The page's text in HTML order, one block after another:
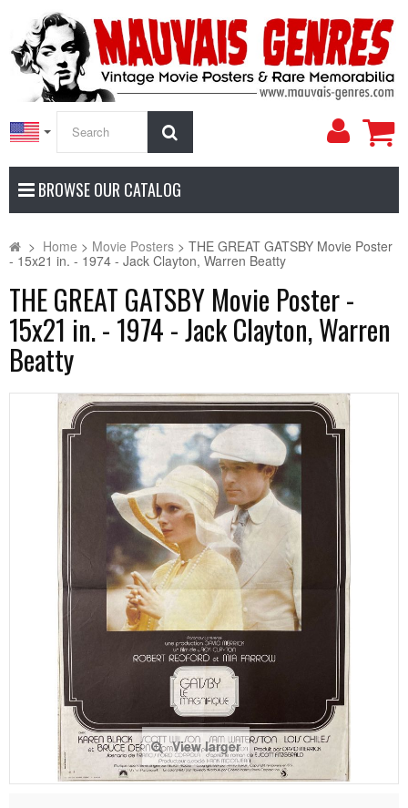
My
BROWSE OUR CATALOG
> Home > Movie Posters > THE GREAT GATSBY Movie Poster
- 15x21 in. - 1974 - Jack Clayton, Warren Beatty
THE GREAT GATSBY Movie Poster -
15x21 in. - 1974 - Jack Clayton, Warren
Beatty
View larger